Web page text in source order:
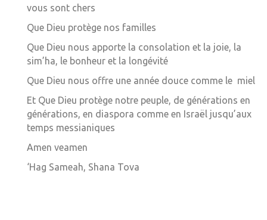
vous sont chers
Que Dieu protège nos familles
Que Dieu nous apporte la consolation et la joie, la
sim’ha, le bonheur et la longévité
Que Dieu nous offre une année douce comme le miel
Et Que Dieu protège notre peuple, de générations en
générations, en diaspora comme en Israël jusqu’aux
temps messianiques
Amen veamen
‘Hag Sameah, Shana Tova